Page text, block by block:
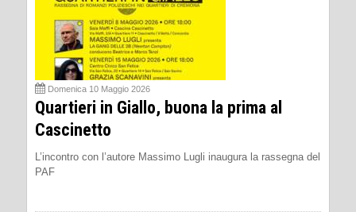
Domenica 10 Maggio 2026
Quartieri in Giallo, buona la prima al
Cascinetto
L’incontro con l’autore Massimo Lugli inaugura la rassegna del
PAF